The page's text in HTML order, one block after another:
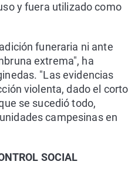
y fuera utilizado como
funeraria ni ante
extrema", ha
"Las evidencias
violenta, dado el corto
se sucedió todo,
campesinas en
SOCIAL